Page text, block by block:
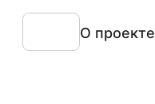
О проекте